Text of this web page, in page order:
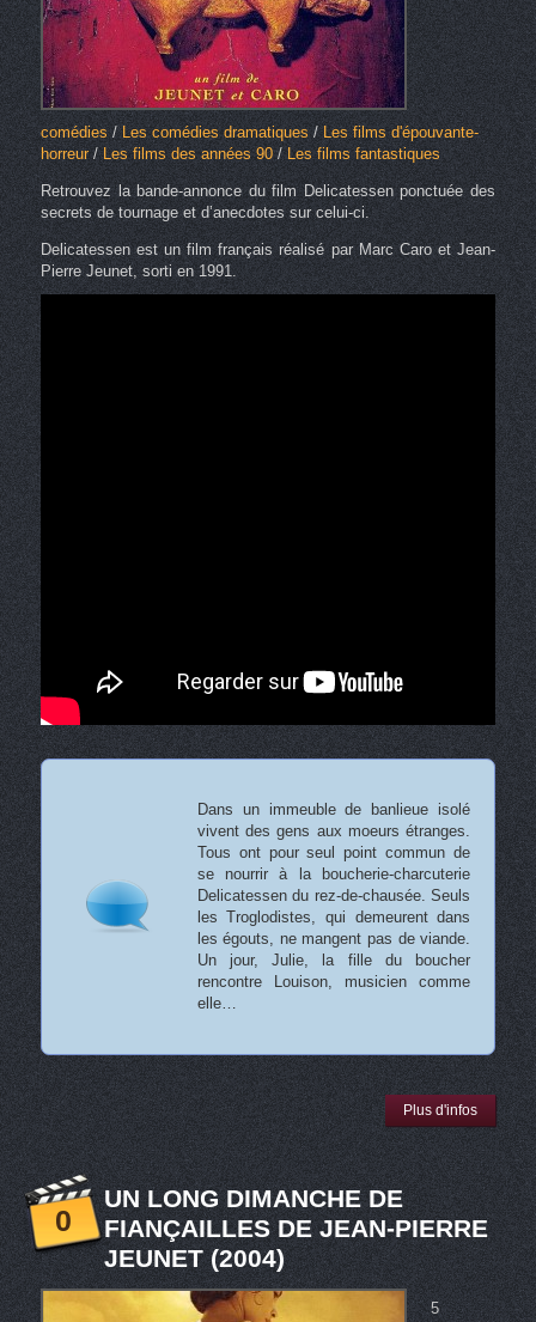
comédies/Les comédies dramatiques / Les films d'épouvante-
horreur/Les films des années 90/ Les films fantastiques
Retrouvez la bande-annonce du film Delicatessen ponctuée des
secrets de tournage et d’anecdotes sur celui-ci.
Delicatessen est un film français réalisé par Marc Caro et Jean-
Pierre Jeunet, sorti en 1991.
Dans un immeuble de banlieue isolé
vivent des gens aux moeurs étranges.
Tous ont pour seul point commun de
se nourrir à la boucherie-charcuterie
Delicatessen du rez-de-chausée. Seuls
les Troglodistes, qui demeurent dans
les égouts, ne mangent pas de viande.
Un jour, Julie, la fille du boucher
rencontre Louison, musicien comme
elle…
Plus d'infos
0
UN LONG DIMANCHE DE
FIANÇAILLES DE JEAN-PIERRE
JEUNET (2004)
5